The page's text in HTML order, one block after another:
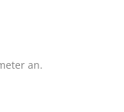
an.